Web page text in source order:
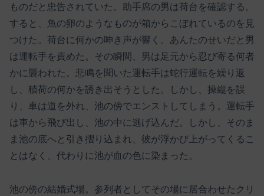
ものだと忠告されていた。助手席の男は荷台を確認する。
すると、魚の卵のようなものが箱からこぼれているのを見
つけた。荷台に何かの呻き声が響く。あんたのせいだと男
は運転手を責めた。その瞬間、男は足元から忍び寄る何者
かに襲われた。悲鳴を聞いた運転手は蛇行運転を繰り返
し、積荷の何かを誘き出そうとした。しかし、操縦を誤
り、車は道を外れ、池の傍でエンストしてしまう。運転手
は車から飛び出し、池の中に逃げ込んだ。しかし、そのま
ま池の底へと引き摺り込まれ、彼が浮かび上がってくるこ
とはなく、代わりに池が血の色に染まった。
池の傍の結婚式場。参列者としてその場に居合わせたクリ